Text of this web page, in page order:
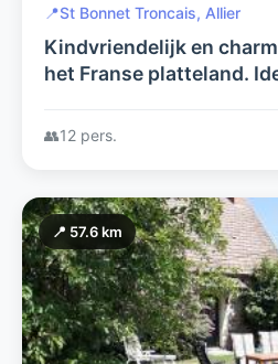
📍St Bonnet Troncais, Allier
Kindvriendelijk en
het Franse platteland.
👥12 pers.
📍 57.6 km